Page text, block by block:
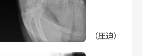
（圧迫）